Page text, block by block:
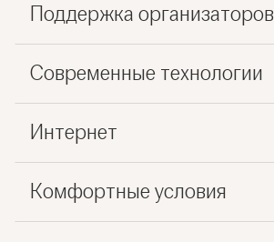
Поддержка организаторов
Современные технологии
Интернет
Комфортные условия